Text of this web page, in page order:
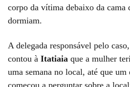
corpo da vítima debaixo da cama
dormiam.
A delegada responsável pelo
contou à Itatiaia que a mulher
uma semana no local, até que
começou a perguntar sobre a